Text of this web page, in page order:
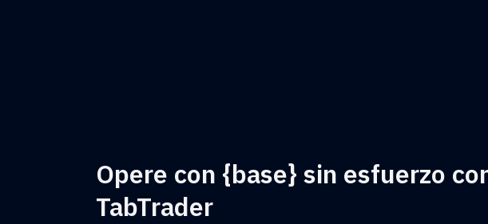
Opere con {base} sin esfuerzo
TabTrader